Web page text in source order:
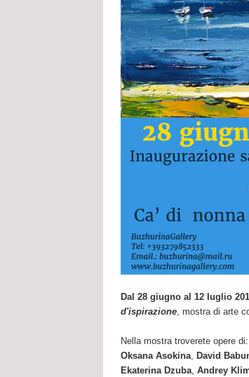
Dal 28 giugno al 12 luglio
d'ispirazione, mostra di arte
Nella mostra troverete opere di:
Oksana Asokina, David
Ekaterina Dzuba, Andrey